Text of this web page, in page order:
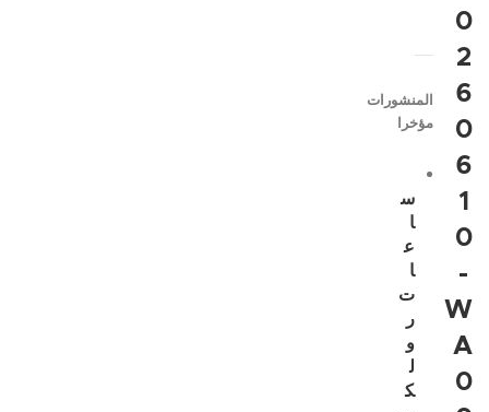
0
2
6
0
6
1
0
-
W
A
0
المنشورات
مؤخرا
س
ا
ع
ا
ت
ر
و
ل
ك